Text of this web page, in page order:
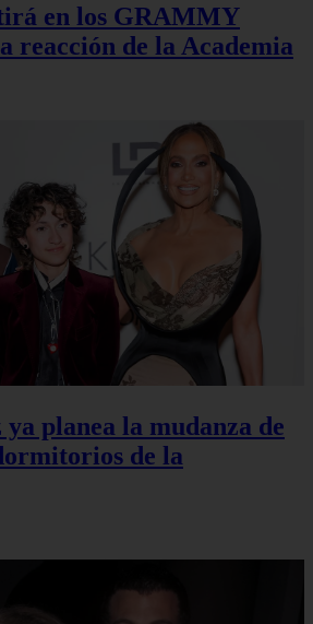
en los GRAMMY
reacción de la Academia
planea la mudanza de
de la